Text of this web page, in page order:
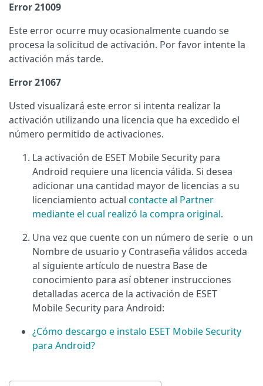
Error 21009
Este error ocurre muy ocasionalmente cuando se
procesa la solicitud de activación. Por favor intente la
activación más tarde.
Error 21067
Usted visualizará este error si intenta realizar la
activación utilizando una licencia que ha excedido el
número permitido de activaciones.
La activación de ESET Mobile Security para
Android requiere una licencia válida. Si desea
adicionar una cantidad mayor de licencias a su
licenciamiento actual contacte al Partner
mediante el cual realizó la compra original.
Una vez que cuente con un número de serie o un
Nombre de usuario y Contraseña válidos acceda
al siguiente artículo de nuestra Base de
conocimiento para así obtener instrucciones
detalladas acerca de la activación de ESET
Mobile Security para Android:
¿Cómo descargo e instalo ESET Mobile Security
para Android?